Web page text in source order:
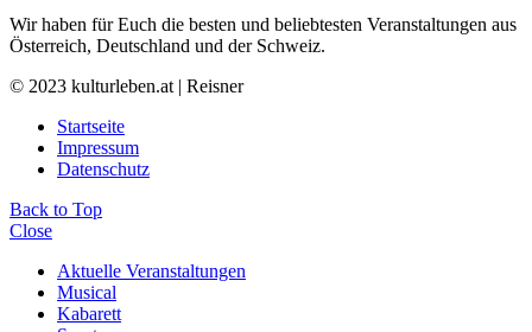
Wir haben für Euch die besten und beliebtesten Veranstaltungen aus
Österreich, Deutschland und der Schweiz.
© 2023 kulturleben.at | Reisner
Startseite
Impressum
Datenschutz
Back to Top
Close
Aktuelle Veranstaltungen
Musical
Kabarett